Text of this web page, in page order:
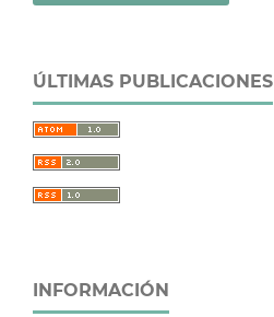
ÚLTIMAS PUBLICACIONES
INFORMACIÓN